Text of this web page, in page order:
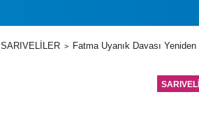
SARIVELİLER Fatma Uyanık Davası Yeniden